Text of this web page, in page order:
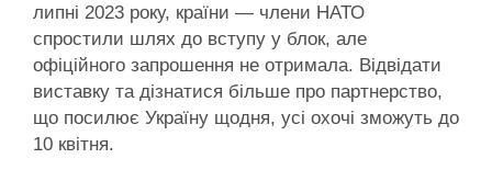
липні 2023 року, країни — члени НАТО
спростили шлях до вступу у блок, але
офіційного запрошення не отримала. Відвідати
виставку та дізнатися більше про партнерство,
що посилює Україну щодня, усі охочі зможуть до
10 квітня.